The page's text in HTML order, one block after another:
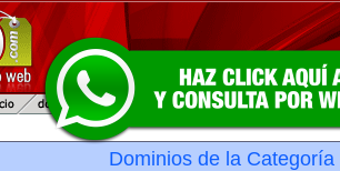
Dominios de la